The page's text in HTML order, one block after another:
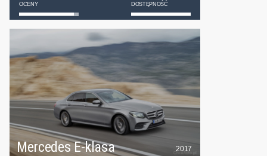
OCENY DOSTĘPNOŚĆ
Mercedes E-klasa 2017